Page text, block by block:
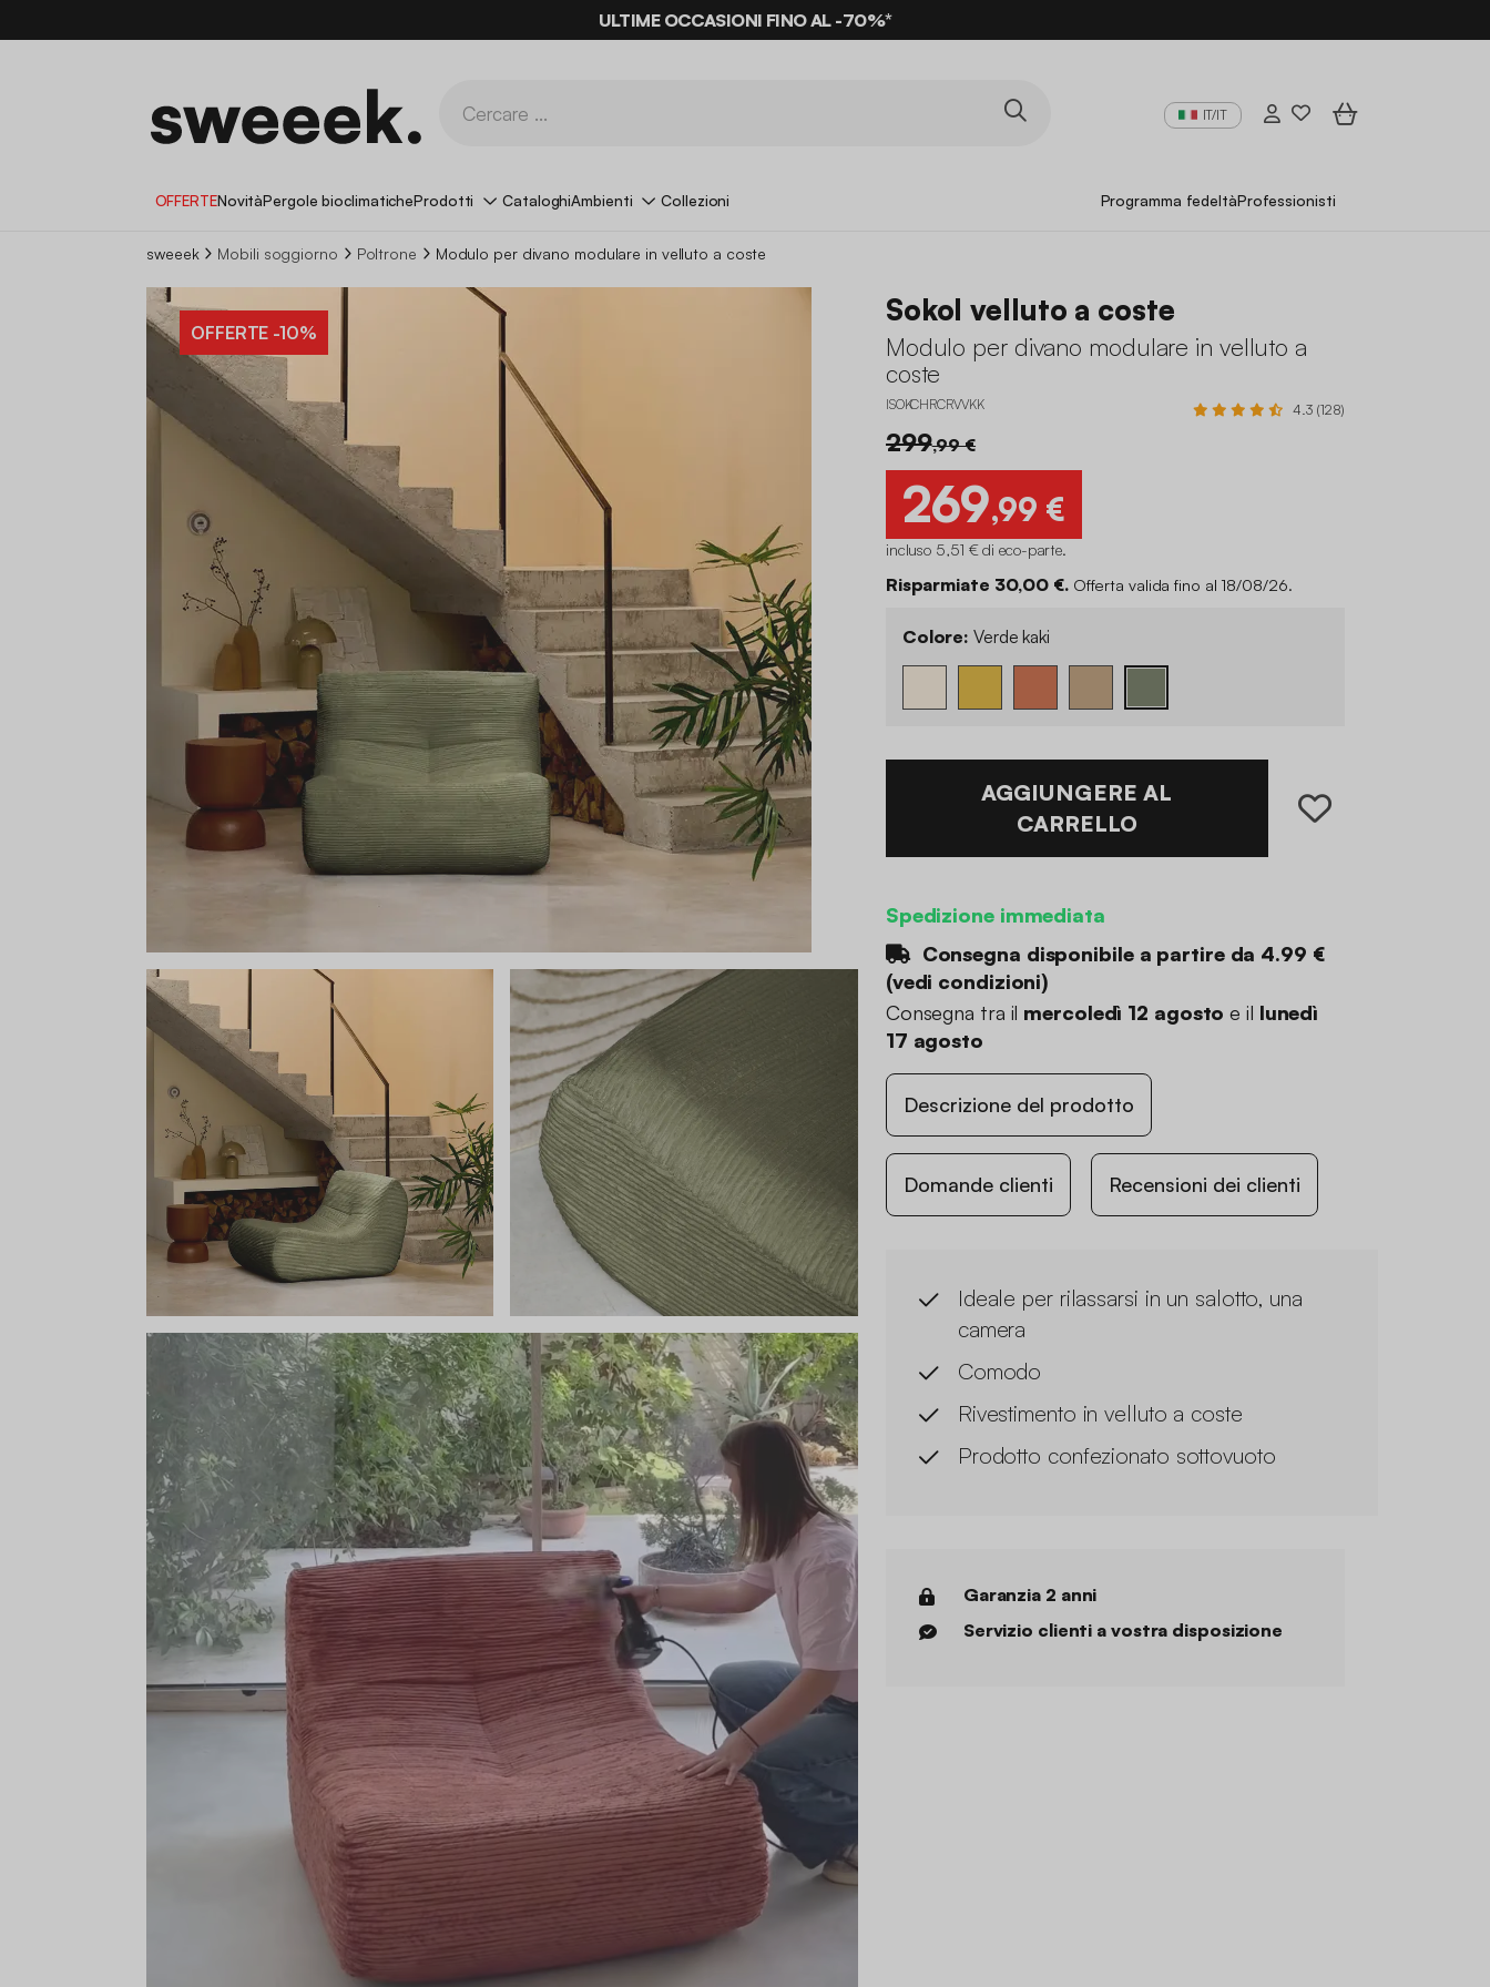
ULTIME OCCASIONI FINO AL -70%*
IT/IT
OFFERTENovitàPergole bioclimaticheProdotti CataloghiAmbienti Collezioni Programma fedeltàProfessionisti
sweeek Mobili soggiorno Poltrone Modulo per divano modulare in velluto a coste
OFFERTE -10%
Sokol velluto a coste
Modulo per divano modulare in velluto a
coste
ISOKCHRCRVVKK 4.3 (128)
299,99 €
269,99 €
incluso 5,51 € di eco-parte.
Risparmiate 30,00 €. Offerta valida fino al 18/08/26.
Colore: Verde kaki
AGGIUNGERE AL
CARRELLO
Spedizione immediata
Consegna disponibile a partire da 4.99 €
(vedi condizioni)
Consegna tra il mercoledì 12 agosto e il lunedì
17 agosto
Descrizione del prodotto
Domande clienti Recensioni dei clienti
Ideale per rilassarsi in un salotto, una
camera
Comodo
Rivestimento in velluto a coste
Prodotto confezionato sottovuoto
Garanzia 2 anni
Servizio clienti a vostra disposizione